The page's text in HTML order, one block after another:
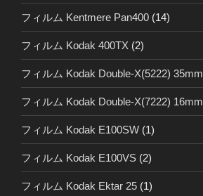
フィルム Kentmere Pan400 (14)
フィルム Kodak 400TX (2)
フィルム Kodak Double-X(5222) 35mm
フィルム Kodak Double-X(7222) 16mm
フィルム Kodak E100SW (1)
フィルム Kodak E100VS (2)
フィルム Kodak Ektar 25 (1)